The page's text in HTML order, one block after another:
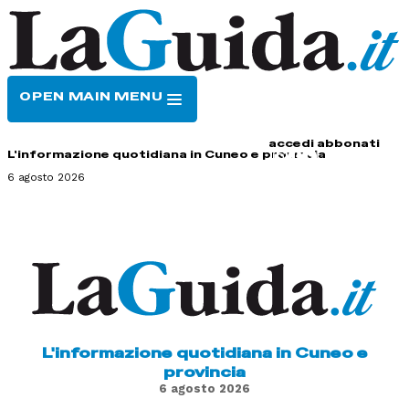
OPEN MAIN MENU
accedi abbonati
L'informazione quotidiana in Cuneo e provincia
6 agosto 2026
L'informazione quotidiana in Cuneo e
provincia
6 agosto 2026